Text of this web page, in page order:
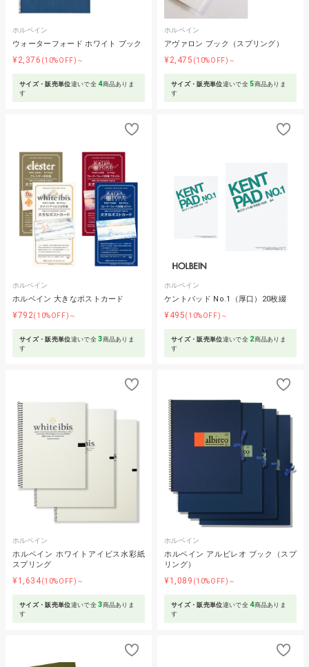
ホルベイン
ウォーターフォード ホワイト ブック
¥2,376 (10%OFF)～
サイズ・販売単位違いで全4商品ありま
す
ホルベイン
アヴァロン ブック（スプリング）
¥2,475 (10%OFF)～
サイズ・販売単位違いで全5商品ありま
す
ホルベイン
ホルベイン 大きなポストカード
¥792(10%OFF)～
サイズ・販売単位違いで全3商品ありま
す
ホルベイン
ケントパッド No.1（厚口）20枚綴
¥495(10%OFF)～
サイズ・販売単位違いで全 2商品ありま
す
ホルベイン
ホルベイン ホワイトアイビス水彩紙
スプリング
¥1,634(10%OFF)～
サイズ・販売単位違いで全3商品ありま
す
ホルベイン
ホルベイン アルビレオ ブック（スプ
リング）
¥1,089 (10%OFF)～
サイズ・販売単位違いで全4商品ありま
す